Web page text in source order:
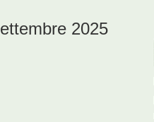
2025